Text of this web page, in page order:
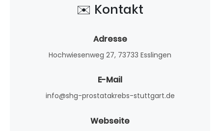
✉️ Kontakt
Adresse
Hochwiesenweg 27, 73733 Esslingen
E-Mail
info@shg-prostatakrebs-stuttgart.de
Webseite